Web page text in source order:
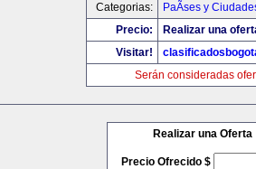
Categorias:
PaÃ­ses y
Precio:
Realizar una
Visitar!
Serán consideradas
Realizar una Oferta
Precio Ofrecido $